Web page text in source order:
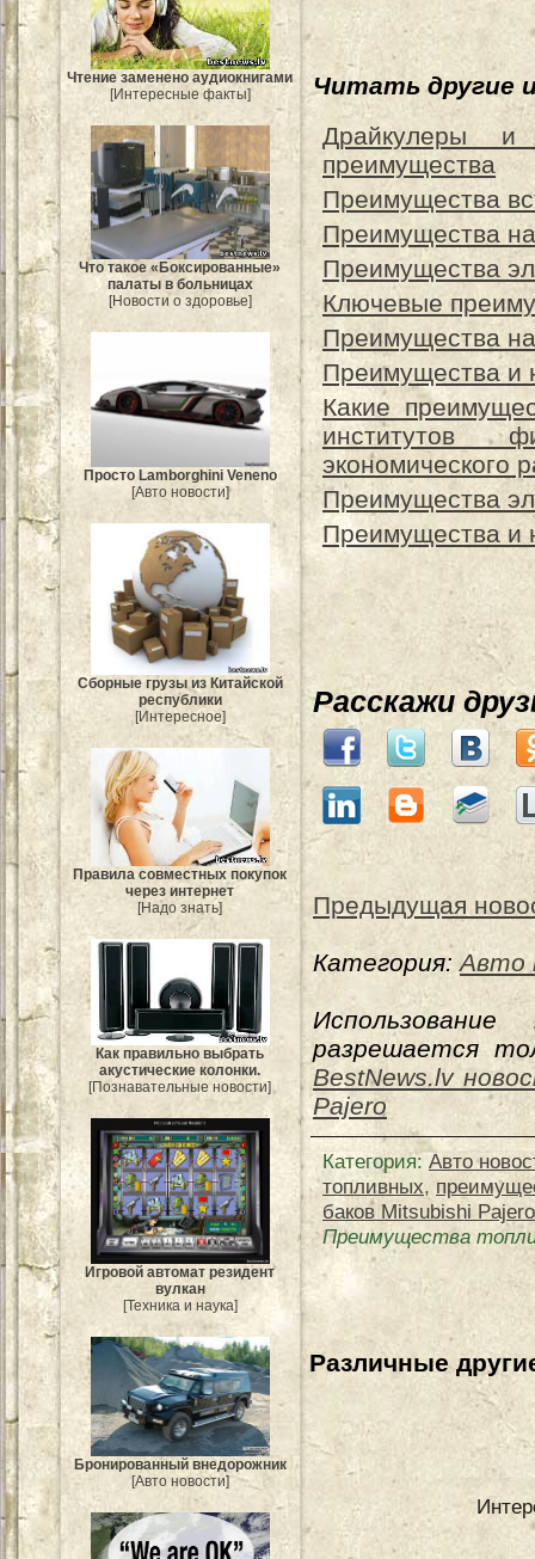
Чтение заменено аудиокнигами
[Интересные факты]
Что такое «Боксированные»
палаты в больницах
[Новости о здоровье]
Просто Lamborghini Veneno
[Авто новости]
Сборные грузы из Китайской
республики
[Интересное]
Правила совместных покупок
через интернет
[Надо знать]
Как правильно выбрать
акустические колонки.
[Познавательные новости]
Игровой автомат резидент
вулкан
[Техника и наука]
Бронированный внедорожник
[Авто новости]
Читать другие
Драйкулеры
преимущества
Преимущества
Преимущества
Преимущества
Ключевые
Преимущества
Преимущества и
Какие
институтов
экономического
Преимущества
Преимущества и
Расскажи
Предыдущая
Категория: Авто
разрешается
BestNews.lv
Pajero
Категория: Авто
топливных,
баков Mitsubishi Pajero
Преимущества
Различные